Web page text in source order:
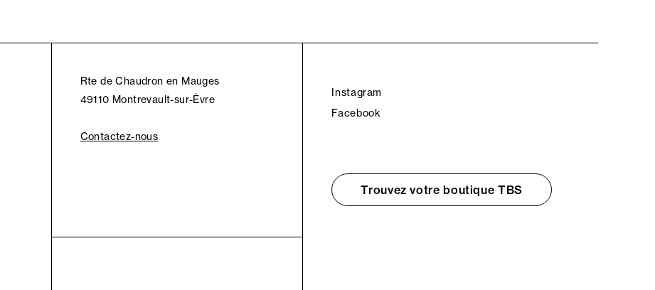
Rte de Chaudron en Mauges
49110 Montrevault-sur-Èvre
Contactez-nous
Instagram
Facebook
Trouvez votre boutique TBS